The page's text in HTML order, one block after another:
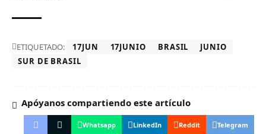
ETIQUETADO: 17JUN 17JUNIO BRASIL
JUNIO
SUR DE BRASIL
Apóyanos compartiendo este artículo
Whatsapp LinkedIn Reddit Telegram